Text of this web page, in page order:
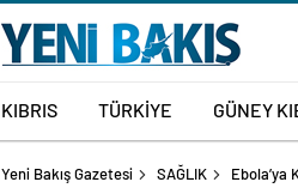
KIBRIS TÜRKİYE GÜNEY
Yeni Bakış Gazetesi SAĞLIK Ebola’ya